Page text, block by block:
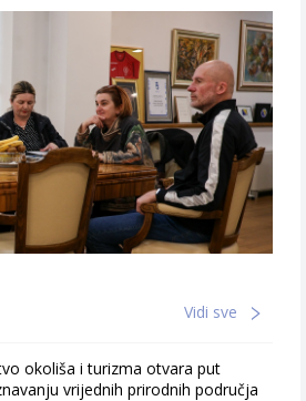
Vidi sve
okoliša i turizma otvara put
vrijednih prirodnih područja